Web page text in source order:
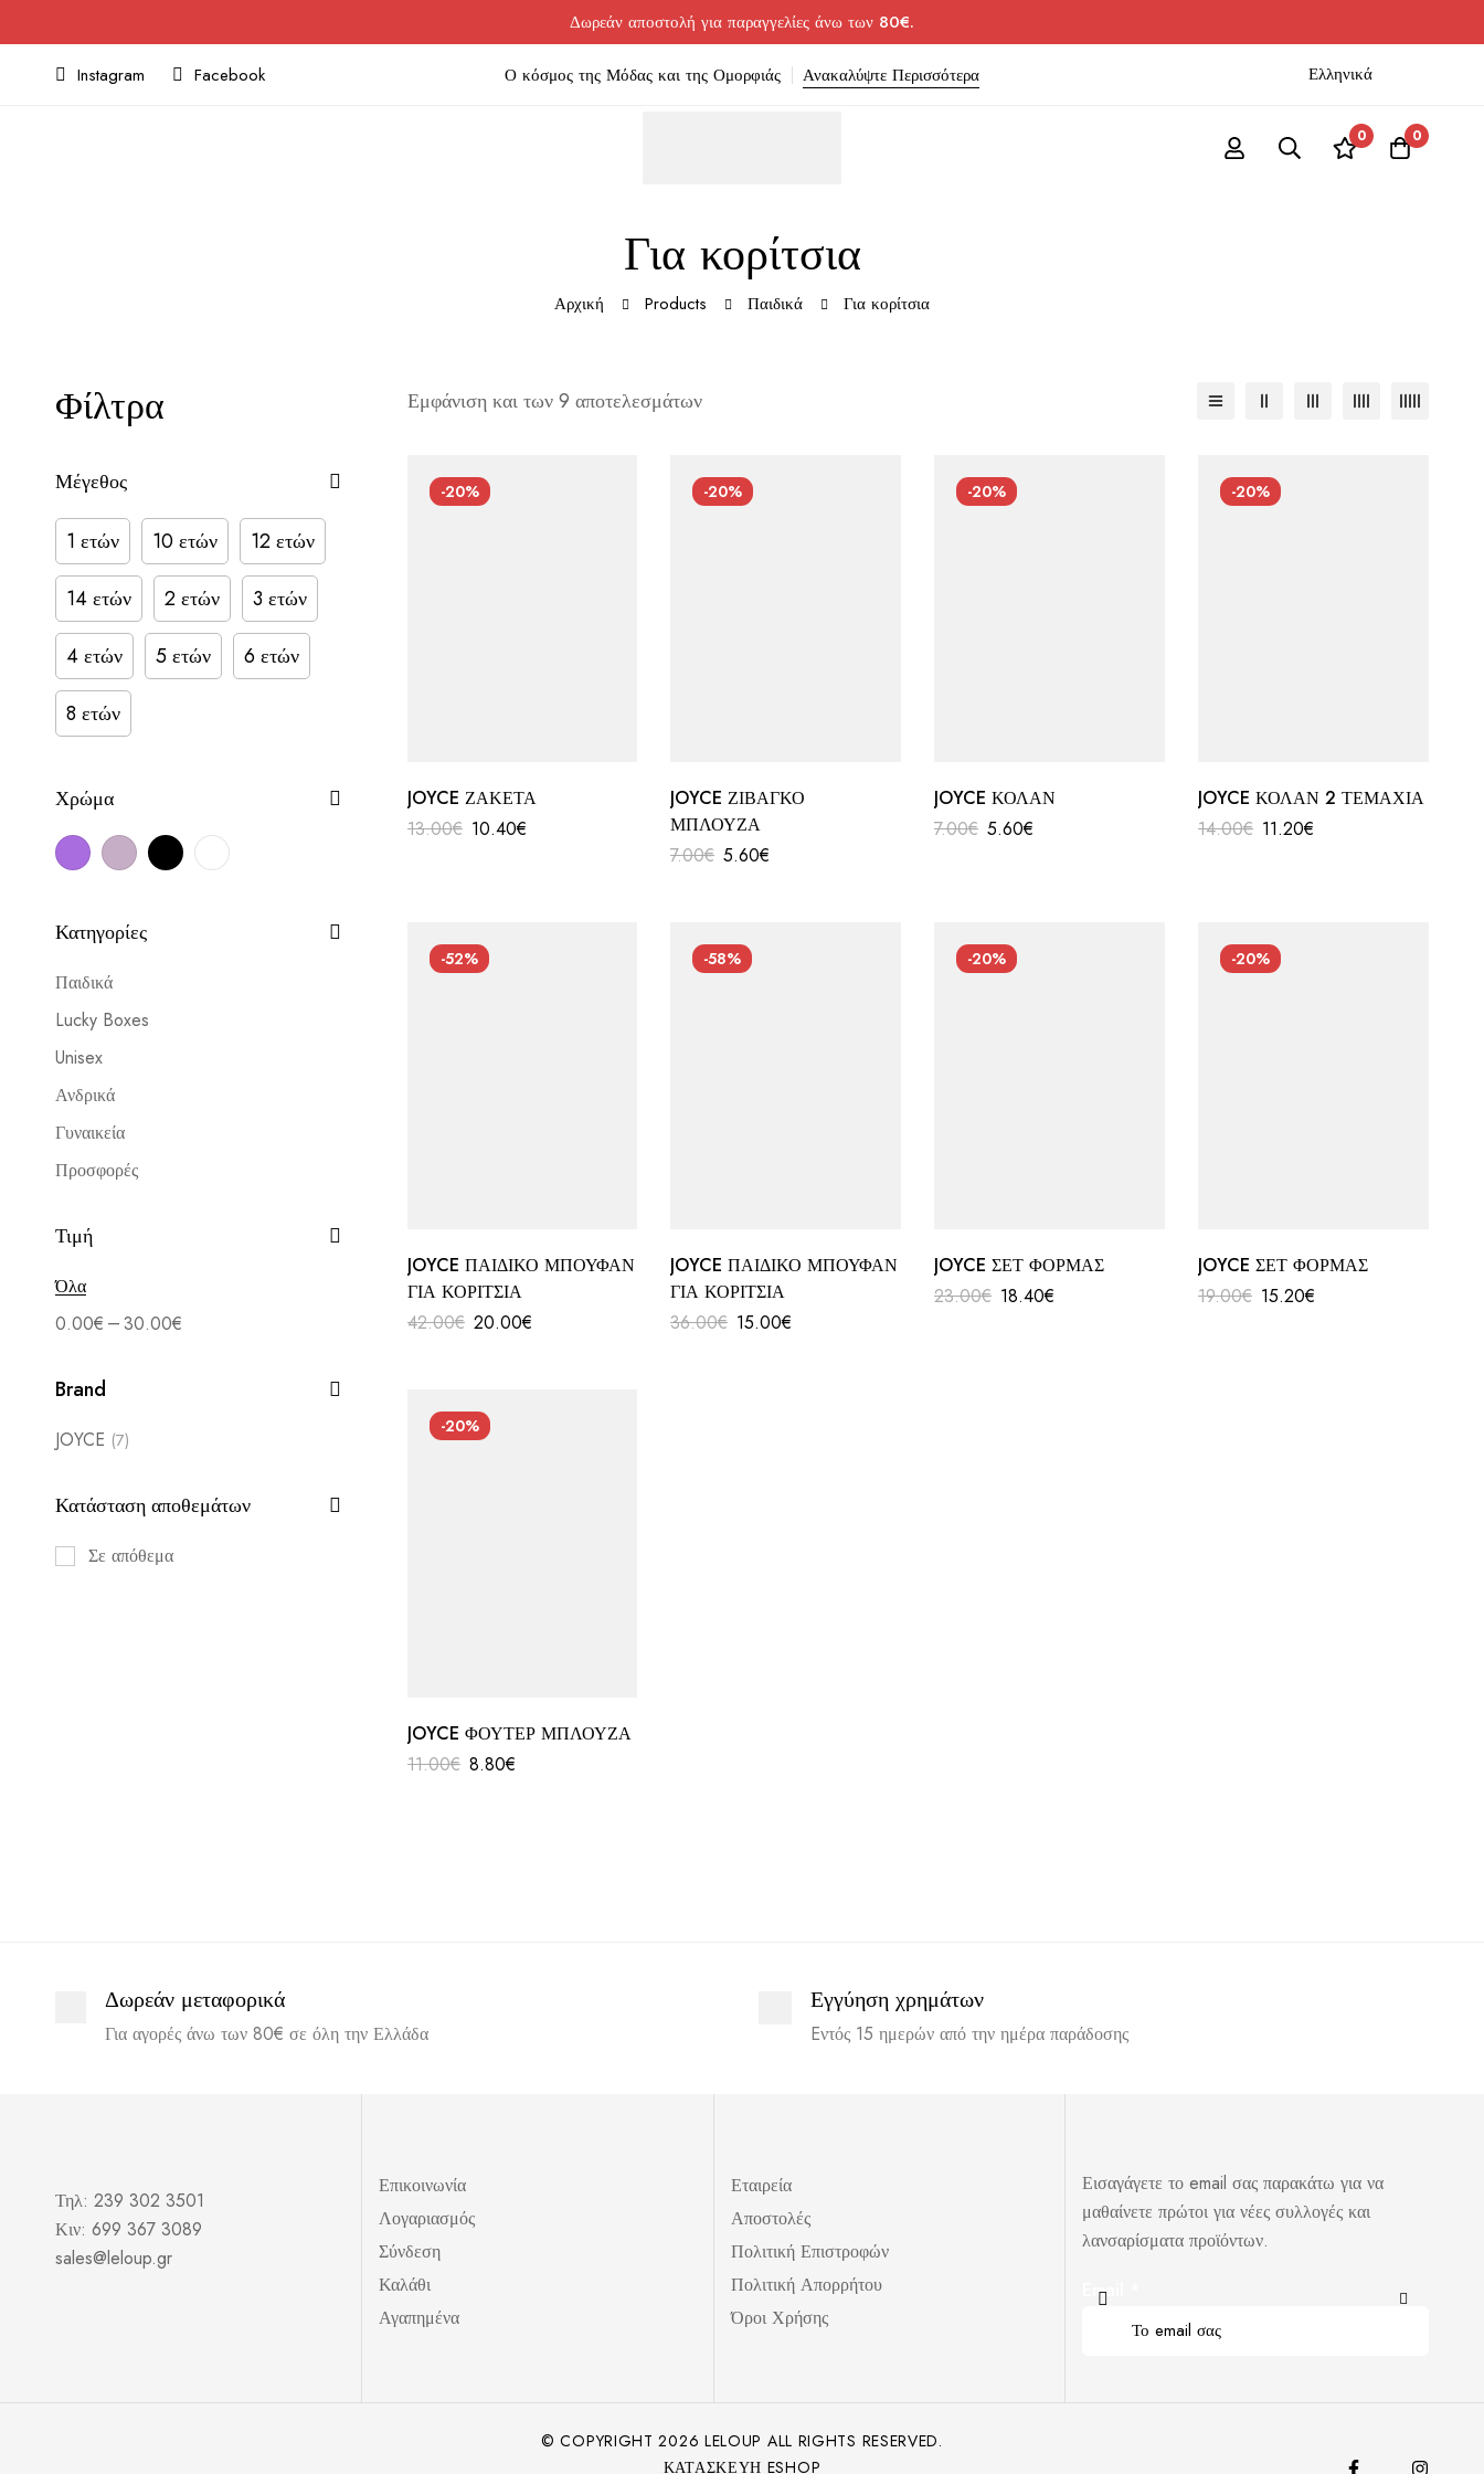
Δωρεάν αποστολή για παραγγελίες άνω των 80€.
Instagram Facebook Ο κόσμος της Μόδας και της Ομορφιάς Ανακαλύψτε Περισσότερα Ελληνικά
0 0
Για κορίτσια
Αρχική Products Παιδικά Για κορίτσια
Φίλτρα
Μέγεθος
1 ετών 10 ετών
12 ετών
14 ετών
2 ετών
3 ετών
4 ετών
5 ετών
6 ετών
8 ετών
Χρώμα
Κατηγορίες
Παιδικά
Lucky Boxes
Unisex
Ανδρικά
Γυναικεία
Προσφορές
Τιμή
Όλα
0.00€ –30.00€
Brand
JOYCE (7)
Κατάσταση αποθεμάτων
Σε απόθεμα
Εμφάνιση και των 9 αποτελεσμάτων
-20%
JOYCE ΖΑΚΕΤΑ
13.00€ 10.40€
-20%
JOYCE ΖΙΒΑΓΚΟ
ΜΠΛΟΥΖΑ
7.00€ 5.60€
-20%
JOYCE ΚΟΛΑΝ
7.00€ 5.60€
-20%
JOYCE ΚΟΛΑΝ 2 ΤΕΜΑΧΙΑ
14.00€ 11.20€
-52%
JOYCE ΠΑΙΔΙΚΟ ΜΠΟΥΦΑΝ
ΓΙΑ ΚΟΡΙΤΣΙΑ
42.00€ 20.00€
-58%
JOYCE ΠΑΙΔΙΚΟ ΜΠΟΥΦΑΝ
ΓΙΑ ΚΟΡΙΤΣΙΑ
36.00€ 15.00€
-20%
JOYCE ΣΕΤ ΦΟΡΜΑΣ
23.00€ 18.40€
-20%
JOYCE ΣΕΤ ΦΟΡΜΑΣ
19.00€ 15.20€
-20%
JOYCE ΦΟΥΤΕΡ ΜΠΛΟΥΖΑ
11.00€ 8.80€
Δωρεάν μεταφορικά
Για αγορές άνω των 80€ σε όλη την Ελλάδα
Εγγύηση χρημάτων
Eντός 15 ημερών από την ημέρα παράδοσης
Τηλ: 239 302 3501
Κιν: 699 367 3089
sales@leloup.gr
Επικοινωνία
Λογαριασμός
Σύνδεση
Καλάθι
Αγαπημένα
Εταιρεία
Αποστολές
Πολιτική Επιστροφών
Πολιτική Απορρήτου
Όροι Χρήσης
Εισαγάγετε το email σας παρακάτω για να
μαθαίνετε πρώτοι για νέες συλλογές και
λανσαρίσματα προϊόντων.
Email
© COPYRIGHT2026 LELOUP ALL RIGHTS RESERVED.
ΚΑΤΑΣΚΕΥΉ ESHOP